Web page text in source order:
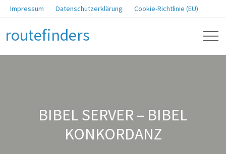
Impressum Datenschutzerklärung Cookie-Richtlinie (EU)
routefinders
BIBEL SERVER – BIBEL
KONKORDANZ